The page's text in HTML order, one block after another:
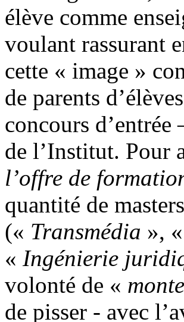
élève comme
voulant rassurant
cette « image »
de parents
concours d’entrée
de l’Institut.
l’offre de
quantité de
(« Transmédia », «
« Ingénierie
volonté de «
de pisser - avec